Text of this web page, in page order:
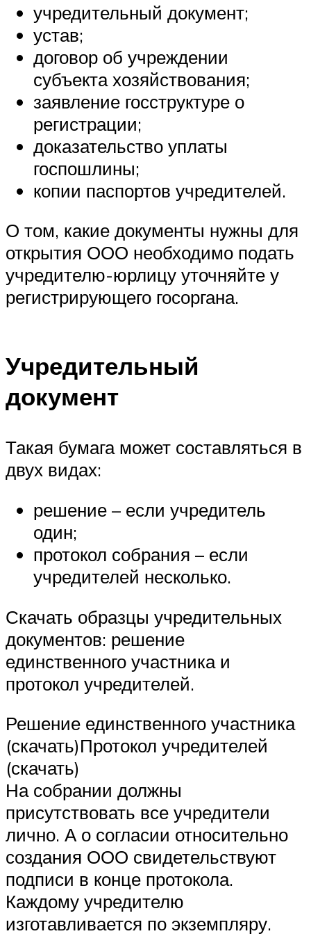
учредительный документ;
устав;
договор об учреждении
субъекта хозяйствования;
заявление госструктуре о
регистрации;
доказательство уплаты
госпошлины;
копии паспортов учредителей.
О том, какие документы нужны для
открытия ООО необходимо подать
учредителю-юрлицу уточняйте у
регистрирующего госоргана.
Учредительный
документ
Такая бумага может составляться в
двух видах:
решение – если учредитель
один;
протокол собрания – если
учредителей несколько.
Скачать образцы учредительных
документов: решение
единственного участника и
протокол учредителей.
Решение единственного участника
(скачать)Протокол учредителей
(скачать)
На собрании должны
присутствовать все учредители
лично. А о согласии относительно
создания ООО свидетельствуют
подписи в конце протокола.
Каждому учредителю
изготавливается по экземпляру.